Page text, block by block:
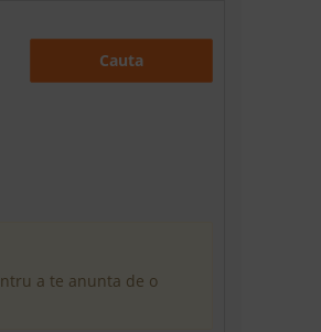
Cauta
a te anunta de o